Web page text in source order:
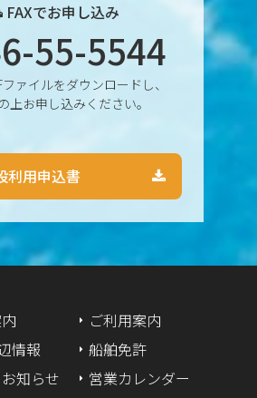
FAXでお申し込み
55-5544
ァイルをダウンロードし、
上お申し込みください。
利用申込書
情報
知らせ
ご利用案内
船舶免許
営業カレンダー